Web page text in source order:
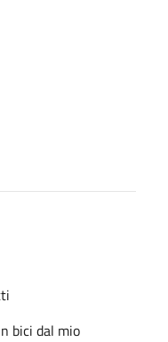
bici dal mio